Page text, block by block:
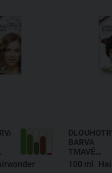
BARVA
TMAVĚ
HNĚDÁ 3
100 ml